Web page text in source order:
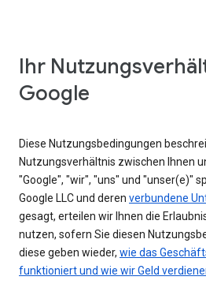
Ihr
Google
Diese Nutzungsbedingungen
Nutzungsverhältnis zwischen Ihnen
"Google", "wir", "uns" und "unser(e)"
Google LLC und deren verbundene
gesagt, erteilen wir Ihnen die
nutzen, sofern Sie diesen
diese geben wieder, wie das
funktioniert und wie wir Geld